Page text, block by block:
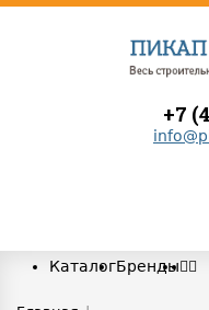
+7
КаталогБренды